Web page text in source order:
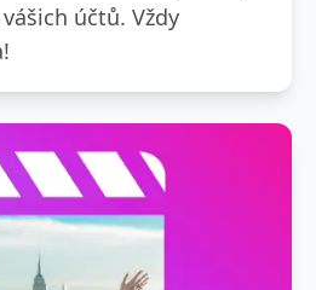
účtů. Vždy